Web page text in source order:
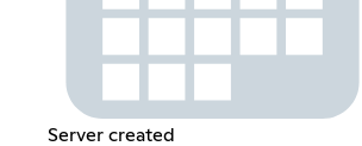
Server created